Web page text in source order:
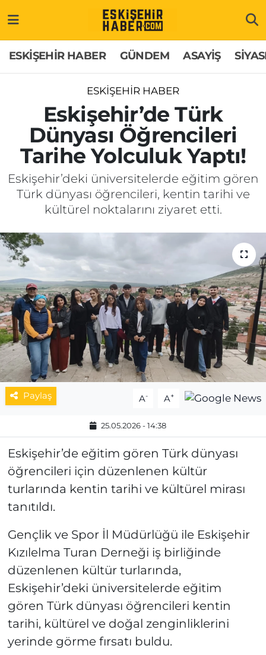
ESKİŞEHİR HABER GÜNDEM ASAYİŞ
ESKİŞEHİR HABER
Eskişehir’de Türk
Dünyası Öğrencileri
Tarihe Yolculuk Yaptı!
Eskişehir’deki üniversitelerde eğitim gören
Türk dünyası öğrencileri, kentin tarihi ve
kültürel noktalarını ziyaret etti.
Paylaş A- A+
25.05.2026 - 14:38
Eskişehir’de eğitim gören Türk dünyası
öğrencileri için düzenlenen kültür
turlarında kentin tarihi ve kültürel mirası
tanıtıldı.
Gençlik ve Spor İl Müdürlüğü ile Eskişehir
Kızılelma Turan Derneği iş birliğinde
düzenlenen kültür turlarında,
Eskişehir’deki üniversitelerde eğitim
gören Türk dünyası öğrencileri kentin
tarihi, kültürel ve doğal zenginliklerini
yerinde görme fırsatı buldu.
GÜNDEM
ASAYİŞ
SİYASET
EKONOMİ
SAĞLIK
SPOR
MAGAZİN
ESKİŞEHİRSPOR
Hakkımızda
İletişim
Künye
Odunpazarı Trafik Yoğunluk Haritası
Süper Lig Puan Durumu ve Fikstür
Tüm Manşetler
Son Dakika Haberleri
Haber Arşivi